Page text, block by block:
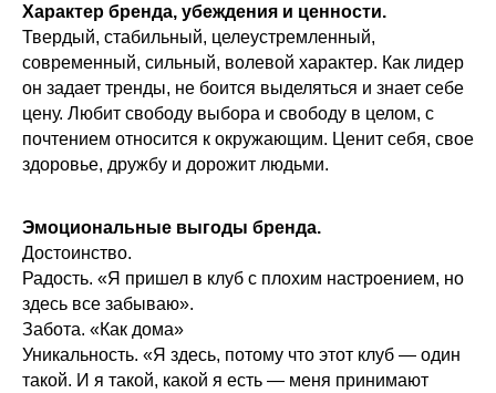
Характер бренда, убеждения и ценности.
Твердый, стабильный, целеустремленный,
современный, сильный, волевой характер. Как лидер
он задает тренды, не боится выделяться и знает себе
цену. Любит свободу выбора и свободу в целом, с
почтением относится к окружающим. Ценит себя, свое
здоровье, дружбу и дорожит людьми.
Эмоциональные выгоды бренда.
Достоинство.
Радость. «Я пришел в клуб с плохим настроением, но
здесь все забываю».
Забота. «Как дома»
Уникальность. «Я здесь, потому что этот клуб — один
такой. И я такой, какой я есть — меня принимают